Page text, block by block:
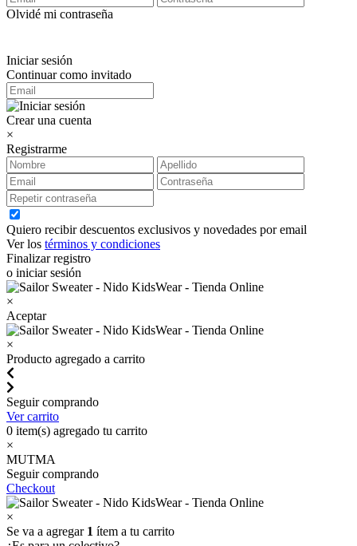
Olvidé mi contraseña
Iniciar sesión
Continuar como invitado
Crear una cuenta
×
Registrarme
Quiero recibir descuentos exclusivos y novedades por email
Ver los términos y condiciones
Finalizar registro
o iniciar sesión
×
Aceptar
×
Producto agregado a carrito
Seguir comprando
Ver carrito
0 item(s) agregado tu carrito
×
MUTMA
Seguir comprando
Checkout
×
Se va a agregar 1 ítem a tu carrito